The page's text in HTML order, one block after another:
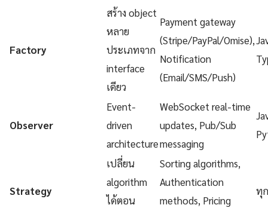
Factory
สร้าง object
หลาย
ประเภทจาก
interface
เดียว
Payment gateway
(Stripe/PayPal/Omise),
Notification
(Email/SMS/Push)
Observer
Event-
driven
architecture
WebSocket real-time
updates, Pub/Sub
messaging
Strategy
เปลี่ยน
algorithm
ได้ตอน
Sorting algorithms,
Authentication
methods, Pricing
ทุ